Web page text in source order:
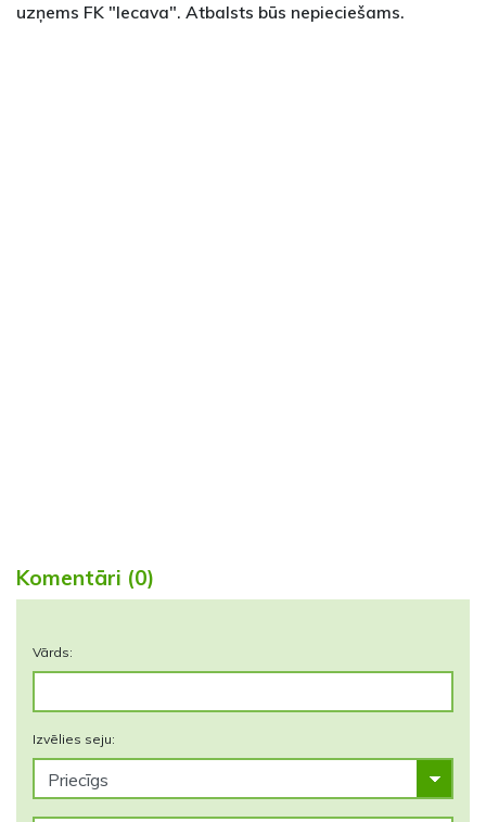
uzņems FK "Iecava". Atbalsts būs nepieciešams.
Komentāri (0)
Vārds:
Izvēlies seju: